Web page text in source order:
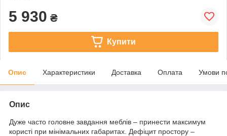
5 930 ₴
Купити
Опис Характеристики Доставка Оплата Умови
Опис
Дуже часто головне завдання меблів – принести максимум
користі при мінімальних габаритах. Дефіцит простору –